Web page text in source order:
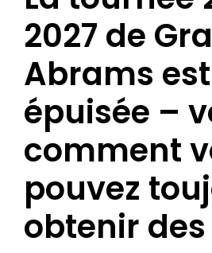
2027 de
Abrams est
épuisée –
comment
pouvez
obtenir